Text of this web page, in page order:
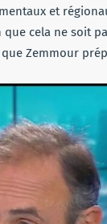
et
cela ne soit
Zemmour